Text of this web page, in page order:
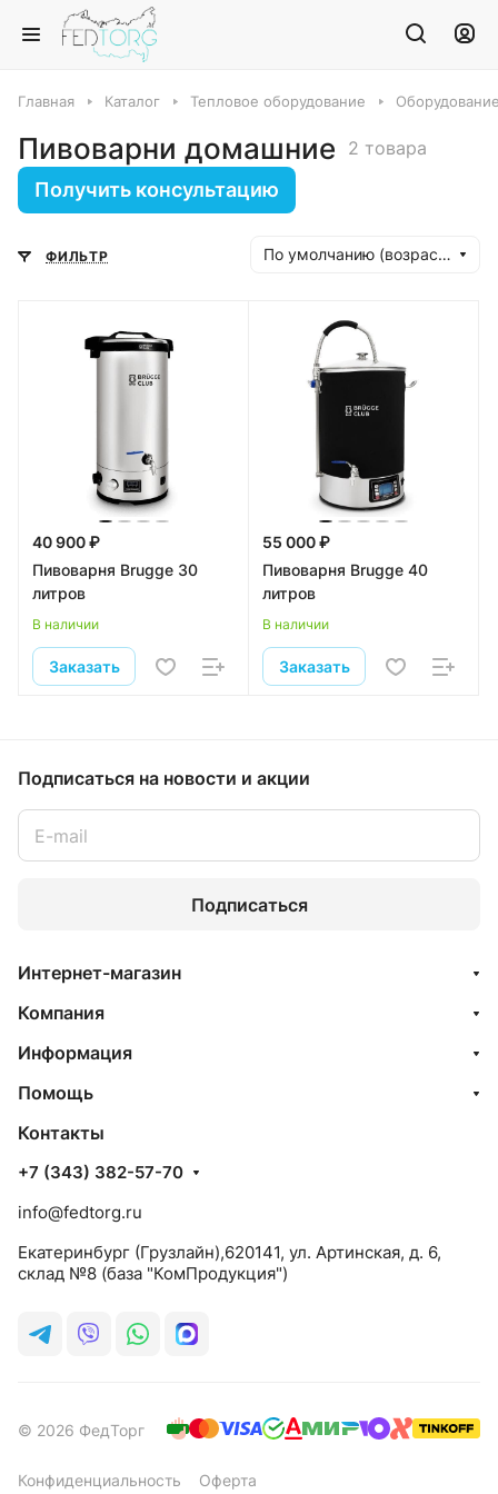
Главная Каталог Тепловое оборудование
Пивоварни домашние 2 товара
Получить консультацию
ФИЛЬТР По умолчанию (возрастание)
40 900 ₽
Пивоварня Brugge 30
литров
В наличии
Заказать
55 000 ₽
Пивоварня Brugge 40
литров
В наличии
Заказать
Подписаться на новости и акции
Подписаться
Интернет-магазин
Компания
Информация
Помощь
Контакты
+7 (343) 382-57-70
info@fedtorg.ru
Екатеринбург (Грузлайн),620141, ул. Артинская, д. 6,
склад №8 (база "КомПродукция")
© 2026 ФедТорг
Конфиденциальность Оферта